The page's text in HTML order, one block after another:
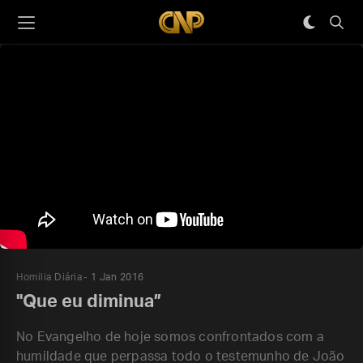
Homilia Diária 1 Jan 2016
"Que eu diminua”
No Evangelho de hoje somos confrontados com a
humildade que perpassa todo o testemunho de João